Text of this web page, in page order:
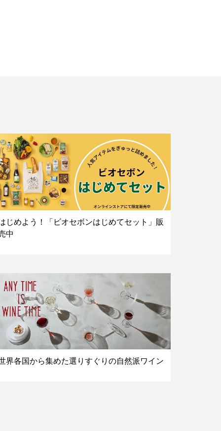
じめよう！「ビオセボンはじめてセット」販
中
界各国から集めた選りすぐりの自然派ワイン